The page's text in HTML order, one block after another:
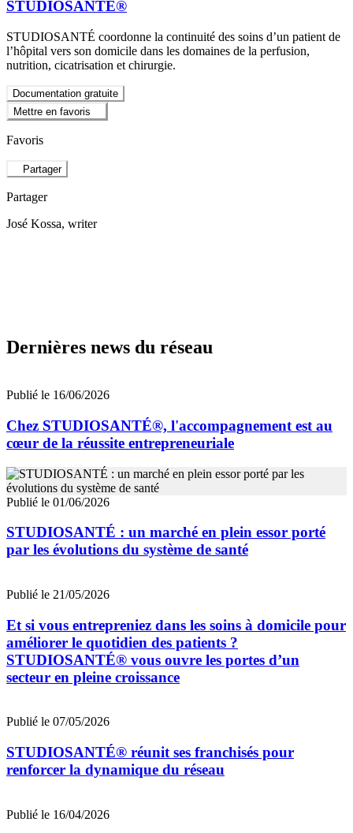
STUDIOSANTÉ®
STUDIOSANTÉ coordonne la continuité des soins d’un patient de
l’hôpital vers son domicile dans les domaines de la perfusion,
nutrition, cicatrisation et chirurgie.
Documentation gratuite
Mettre en favoris
Favoris
Partager
Partager
José Kossa, writer
Dernières news du réseau
Publié le 16/06/2026
Chez STUDIOSANTÉ®, l'accompagnement est au
cœur de la réussite entrepreneuriale
Publié le 01/06/2026
STUDIOSANTÉ : un marché en plein essor porté
par les évolutions du système de santé
Publié le 21/05/2026
Et si vous entrepreniez dans les soins à domicile pour
améliorer le quotidien des patients ?
STUDIOSANTÉ® vous ouvre les portes d’un
secteur en pleine croissance
Publié le 07/05/2026
STUDIOSANTÉ® réunit ses franchisés pour
renforcer la dynamique du réseau
Publié le 16/04/2026